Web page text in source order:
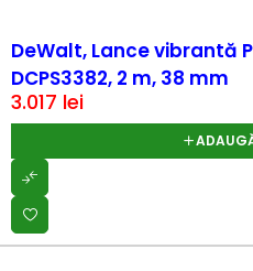
DeWalt, Lance vibrantă
DCPS3382, 2 m, 38 mm
3.017 lei